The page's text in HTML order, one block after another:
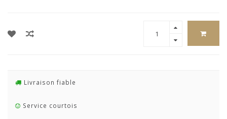
Livraison fiable
Service courtois